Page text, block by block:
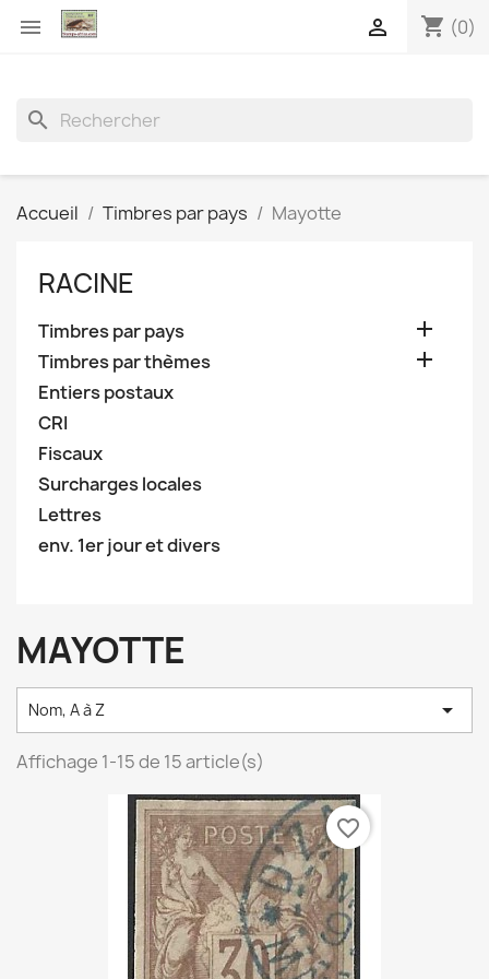
 shopping_cart (0)

search
Accueil Timbres par pays Mayotte
RACINE
Timbres par pays 
Timbres par thèmes 
Entiers postaux
CRI
Fiscaux
Surcharges locales
Lettres
env. 1er jour et divers
MAYOTTE
Nom, A à Z 
Affichage 1-15 de 15 article(s)
favorite_border